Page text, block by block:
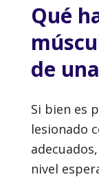
Qué
de
Si bien es
lesionado
nivel